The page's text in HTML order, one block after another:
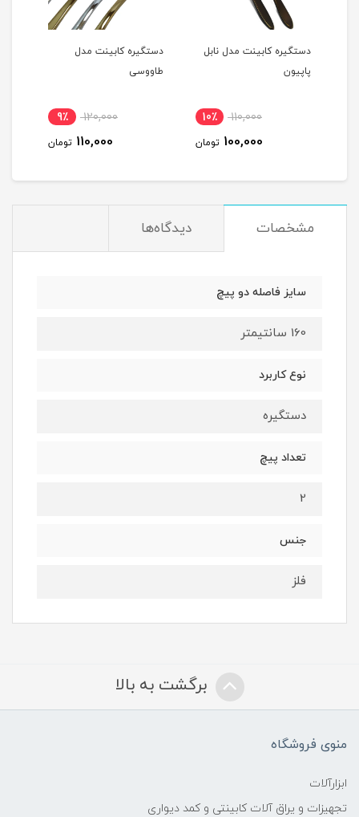
دستگیره کابینت مدل نابل
پاپیون
110,000 10٪
100,000 تومان
دستگیره کابینت مدل
طاووسی
120,000 9٪
110,000 تومان
مشخصات دیدگاه‌ها
سایز فاصله دو پیچ
160 سانتیمتر
نوع کاربرد
دستگیره
تعداد پیچ
2
جنس
فلز
برگشت به بالا
منوی فروشگاه
ابزارآلات
تجهیزات و یراق آلات کابینتی و کمد دیواری